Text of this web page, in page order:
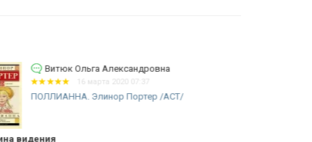
Волков Олег Юрьевич
13 марта 2019 10:05
ВЛАСТЕЛИН КОЛЕЦ. Джон Р.Р.
книга.